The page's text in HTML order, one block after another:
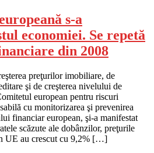
s-a
economiei. Se repetă
din 2008
preţurilor imobiliare, de
şi de creşterea nivelului de
european pentru riscuri
cu monitorizarea şi prevenirea
financiar european, şi-a manifestat
scăzute ale dobânzilor, preţurile
UE au crescut cu 9,2% […]